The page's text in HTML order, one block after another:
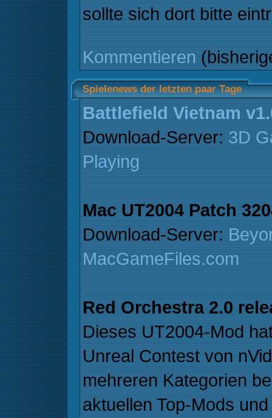
sollte sich dort bitte
Kommentieren
Spielenews der letzten paar Tage
Battlefield Vietnam
Download-Server: 3D
Playing
Mac UT2004 Patch
Download-Server:
MacGameFiles.com
Red Orchestra 2.0
Dieses UT2004-Mod
Unreal Contest von
mehreren Kategorien
aktuellen Top-Mods